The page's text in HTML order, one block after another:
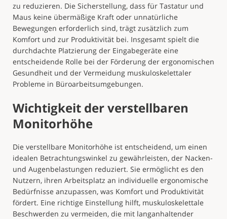
zu reduzieren. Die Sicherstellung, dass für Tastatur und
Maus keine übermäßige Kraft oder unnatürliche
Bewegungen erforderlich sind, trägt zusätzlich zum
Komfort und zur Produktivität bei. Insgesamt spielt die
durchdachte Platzierung der Eingabegeräte eine
entscheidende Rolle bei der Förderung der ergonomischen
Gesundheit und der Vermeidung muskuloskelettaler
Probleme in Büroarbeitsumgebungen.
Wichtigkeit der verstellbaren
Monitorhöhe
Die verstellbare Monitorhöhe ist entscheidend, um einen
idealen Betrachtungswinkel zu gewährleisten, der Nacken-
und Augenbelastungen reduziert. Sie ermöglicht es den
Nutzern, ihren Arbeitsplatz an individuelle ergonomische
Bedürfnisse anzupassen, was Komfort und Produktivität
fördert. Eine richtige Einstellung hilft, muskuloskelettale
Beschwerden zu vermeiden, die mit langanhaltender